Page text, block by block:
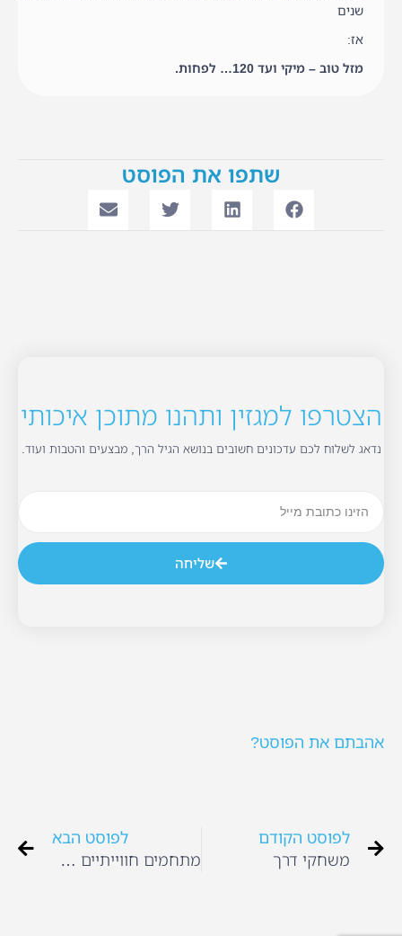
שנים
אז:
מזל טוב – מיקי ועד 120… לפחות.
שתפו את הפוסט
הצטרפו למגזין ותהנו מתוכן איכותי
נדאג לשלוח לכם עדכונים חשובים בנושא הגיל הרך, מבצעים והטבות ועוד.
שליחה
אהבתם את הפוסט?
לפוסט הקודם
משחקי דרך
לפוסט הבא
מתחמים חווייתיים בסוכות